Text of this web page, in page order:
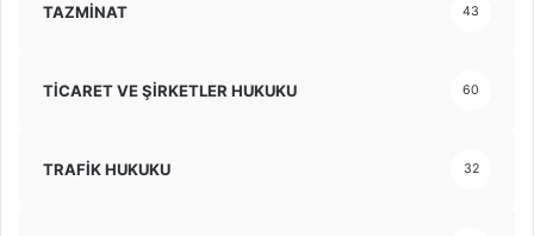
TAZMİNAT 43
TİCARET VE ŞİRKETLER HUKUKU 60
TRAFİK HUKUKU 32